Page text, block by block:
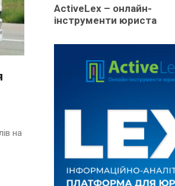
на
ActiveLex – онлайн-
інструменти юриста